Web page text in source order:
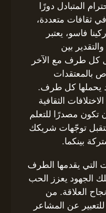
المتبادل دورًا
ثقافات متعددة،
فاسو، يعتبر
بين
كل طرف مع الآخر
بالمعتقدات
يحملها كل طرف.
الثقافية
مصدرًا للتعلم
توجّهات شريكك
بينكما.
التي يقدمها الطرف
الجهود يعزز الحب
العلاقة. من
عن المشاعر